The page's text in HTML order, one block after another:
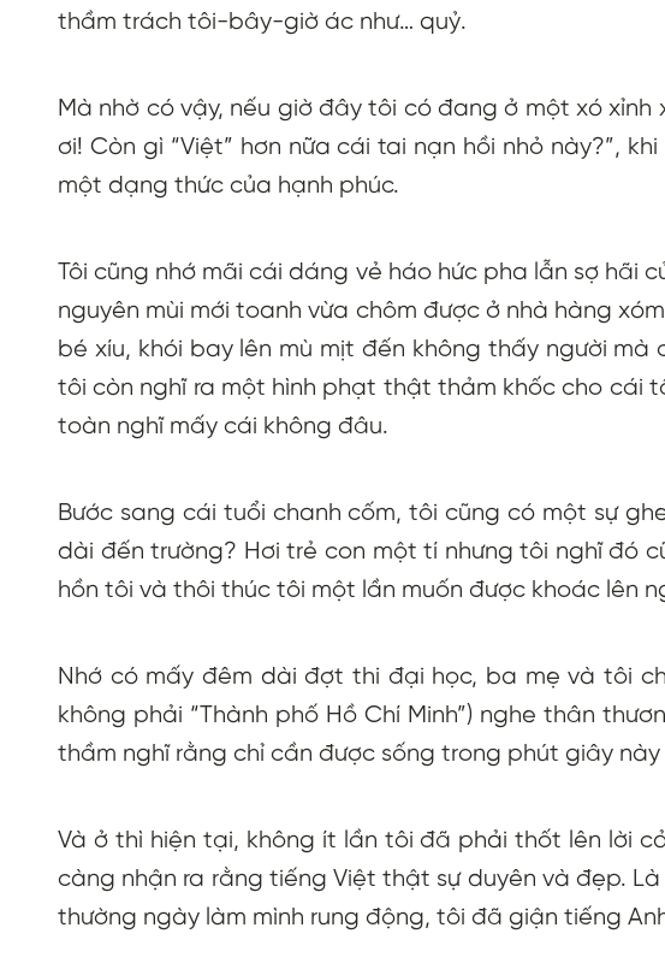
thầm trách tôi-bây-giờ ác như… quỷ.
Mà nhờ có vậy, nếu giờ đây tôi có đang ở một xó
ơi! Còn gì “Việt” hơn nữa cái tai nạn hồi nhỏ này?”,
một dạng thức của hạnh phúc.
Tôi cũng nhớ mãi cái dáng vẻ háo hức pha lẫn sợ hãi
nguyên mùi mới toanh vừa chôm được ở nhà hàng
bé xíu, khói bay lên mù mịt đến không thấy người
tôi còn nghĩ ra một hình phạt thật thảm khốc cho cái
toàn nghĩ mấy cái không đâu.
Bước sang cái tuổi chanh cốm, tôi cũng có một sự
dài đến trường? Hơi trẻ con một tí nhưng tôi nghĩ đó
hồn tôi và thôi thúc tôi một lần muốn được khoác lên
Nhớ có mấy đêm dài đợt thi đại học, ba mẹ và tôi
không phải “Thành phố Hồ Chí Minh”) nghe thân
thầm nghĩ rằng chỉ cần được sống trong phút giây
Và ở thì hiện tại, không ít lần tôi đã phải thốt lên lời
càng nhận ra rằng tiếng Việt thật sự duyên và đẹp.
thường ngày làm mình rung động, tôi đã giận tiếng